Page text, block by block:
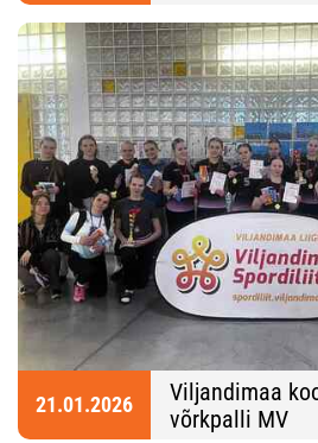
21.01.2026
Viljandimaa
võrkpalli MV